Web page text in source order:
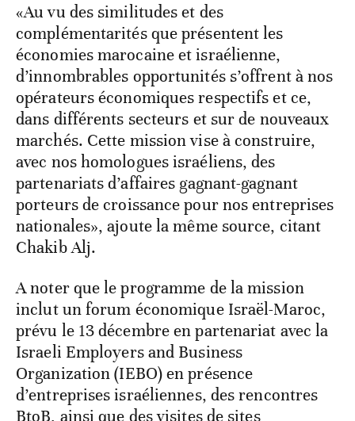
«Au vu des similitudes et des
complémentarités que présentent les
économies marocaine et israélienne,
d’innombrables opportunités s’offrent à nos
opérateurs économiques respectifs et ce,
dans différents secteurs et sur de nouveaux
marchés. Cette mission vise à construire,
avec nos homologues israéliens, des
partenariats d’affaires gagnant-gagnant
porteurs de croissance pour nos entreprises
nationales», ajoute la même source, citant
Chakib Alj.
A noter que le programme de la mission
inclut un forum économique Israël-Maroc,
prévu le 13 décembre en partenariat avec la
Israeli Employers and Business
Organization (IEBO) en présence
d’entreprises israéliennes, des rencontres
BtoB, ainsi que des visites de sites